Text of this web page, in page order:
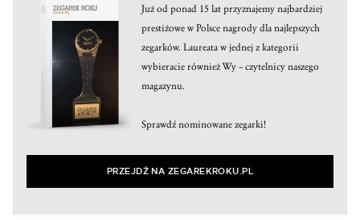
Już od ponad 15 lat przyznajemy najbardziej
prestiżowe w Polsce nagrody dla najlepszych
zegarków. Laureata w jednej z kategorii
wybieracie również Wy – czytelnicy naszego
magazynu.
Sprawdź nominowane zegarki!
PRZEJDŹ NA ZEGAREKROKU.PL